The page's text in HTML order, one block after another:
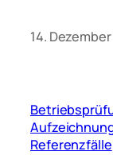
14. Dezember
Referenzfälle